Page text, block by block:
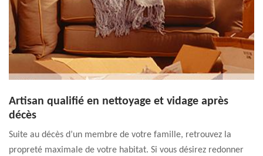
Artisan qualifié en nettoyage et vidage après
décès
Suite au décès d’un membre de votre famille, retrouvez la
propreté maximale de votre habitat. Si vous désirez redonner